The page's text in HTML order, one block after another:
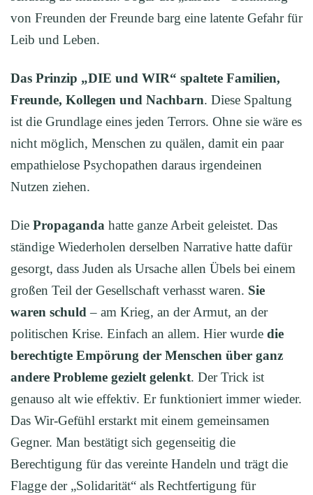
von Freunden der Freunde barg eine latente Gefahr für
Leib und Leben.
Das Prinzip „DIE und WIR“ spaltete Familien,
Freunde, Kollegen und Nachbarn. Diese Spaltung
ist die Grundlage eines jeden Terrors. Ohne sie wäre es
nicht möglich, Menschen zu quälen, damit ein paar
empathielose Psychopathen daraus irgendeinen
Nutzen ziehen.
Die Propaganda hatte ganze Arbeit geleistet. Das
ständige Wiederholen derselben Narrative hatte dafür
gesorgt, dass Juden als Ursache allen Übels bei einem
großen Teil der Gesellschaft verhasst waren. Sie
waren schuld – am Krieg, an der Armut, an der
politischen Krise. Einfach an allem. Hier wurde die
berechtigte Empörung der Menschen über ganz
andere Probleme gezielt gelenkt. Der Trick ist
genauso alt wie effektiv. Er funktioniert immer wieder.
Das Wir-Gefühl erstarkt mit einem gemeinsamen
Gegner. Man bestätigt sich gegenseitig die
Berechtigung für das vereinte Handeln und trägt die
Flagge der „Solidarität“ als Rechtfertigung für